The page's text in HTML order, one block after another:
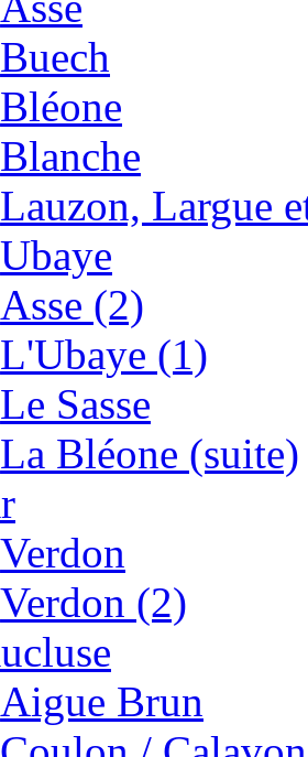
Buech
Bléone
Blanche
Lauzon, Largue
Ubaye
Asse (2)
L'Ubaye (1)
Le Sasse
La Bléone (suite)
Verdon
Verdon (2)
Aigue Brun